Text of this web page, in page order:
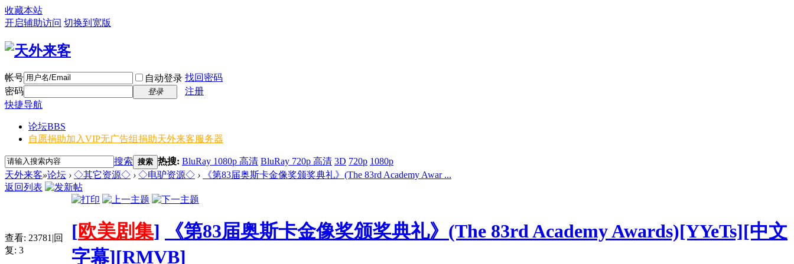
收藏本站
开启辅助访问 切换到宽版
帐号 自动登录 找回密码
密码
登录
注册
快捷导航
论坛BBS
自愿捐助加入VIP无广告组捐助天外来客服务器
搜索 搜索 热搜: BluRay 1080p 高清 BluRay 720p 高清 3D 720p 1080p
天外来客»论坛 › ◇其它资源◇ › ◇电驴资源◇ ›
《第83届奥斯卡金像奖颁奖典礼》(The 83rd Academy Awar ...
返回列表
查看: 23781 |回
复: 3
[欧美剧集]
《第83届奥斯卡金像奖颁奖典礼》(The 83rd Academy Awards)[YYeTs][中文
字幕][RMVB]